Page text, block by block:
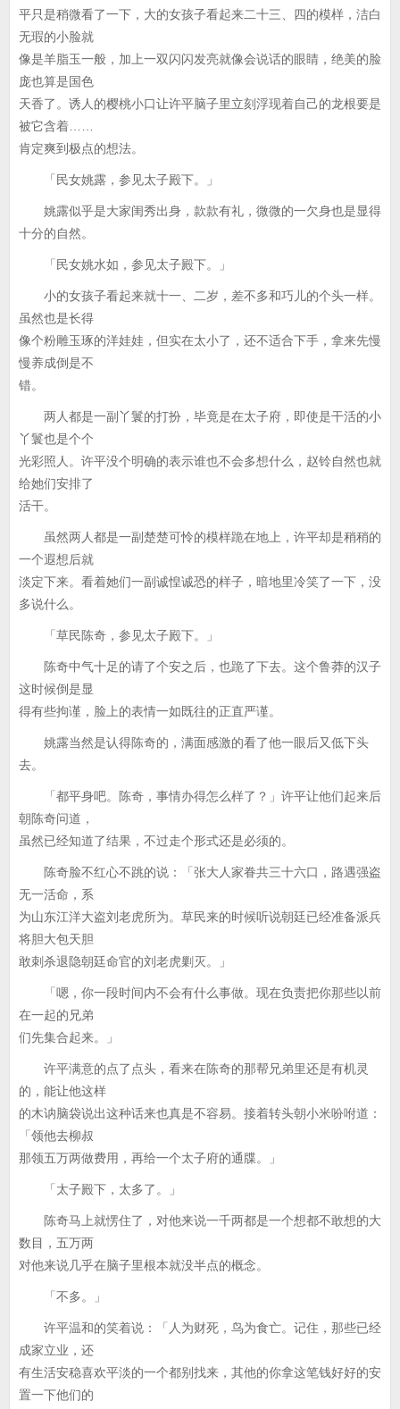
平只是稍微看了一下，大的女孩子看起来二十三、四的模样，洁白
无瑕的小脸就
像是羊脂玉一般，加上一双闪闪发亮就像会说话的眼睛，绝美的脸
庞也算是国色
天香了。诱人的樱桃小口让许平脑子里立刻浮现着自己的龙根要是
被它含着……
肯定爽到极点的想法。
「民女姚露，参见太子殿下。」
姚露似乎是大家闺秀出身，款款有礼，微微的一欠身也是显得
十分的自然。
「民女姚水如，参见太子殿下。」
小的女孩子看起来就十一、二岁，差不多和巧儿的个头一样。
虽然也是长得
像个粉雕玉琢的洋娃娃，但实在太小了，还不适合下手，拿来先慢
慢养成倒是不
错。
两人都是一副丫鬟的打扮，毕竟是在太子府，即使是干活的小
丫鬟也是个个
光彩照人。许平没个明确的表示谁也不会多想什么，赵铃自然也就
给她们安排了
活干。
虽然两人都是一副楚楚可怜的模样跪在地上，许平却是稍稍的
一个遐想后就
淡定下来。看着她们一副诚惶诚恐的样子，暗地里冷笑了一下，没
多说什么。
「草民陈奇，参见太子殿下。」
陈奇中气十足的请了个安之后，也跪了下去。这个鲁莽的汉子
这时候倒是显
得有些拘谨，脸上的表情一如既往的正直严谨。
姚露当然是认得陈奇的，满面感激的看了他一眼后又低下头
去。
「都平身吧。陈奇，事情办得怎么样了？」许平让他们起来后
朝陈奇问道，
虽然已经知道了结果，不过走个形式还是必须的。
陈奇脸不红心不跳的说：「张大人家眷共三十六口，路遇强盗
无一活命，系
为山东江洋大盗刘老虎所为。草民来的时候听说朝廷已经准备派兵
将胆大包天胆
敢刺杀退隐朝廷命官的刘老虎剿灭。」
「嗯，你一段时间内不会有什么事做。现在负责把你那些以前
在一起的兄弟
们先集合起来。」
许平满意的点了点头，看来在陈奇的那帮兄弟里还是有机灵
的，能让他这样
的木讷脑袋说出这种话来也真是不容易。接着转头朝小米吩咐道：
「领他去柳叔
那领五万两做费用，再给一个太子府的通牒。」
「太子殿下，太多了。」
陈奇马上就愣住了，对他来说一千两都是一个想都不敢想的大
数目，五万两
对他来说几乎在脑子里根本就没半点的概念。
「不多。」
许平温和的笑着说：「人为财死，鸟为食亡。记住，那些已经
成家立业，还
有生活安稳喜欢平淡的一个都别找来，其他的你拿这笔钱好好的安
置一下他们的